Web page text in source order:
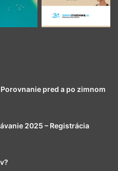
pred a po zimnom
2025 – Registrácia